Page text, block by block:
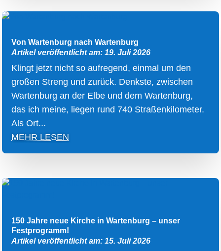
Von Wartenburg nach Wartenburg
Artikel veröffentlicht am: 19. Juli 2026
Klingt jetzt nicht so aufregend, einmal um den
großen Streng und zurück. Denkste, zwischen
Wartenburg an der Elbe und dem Wartenburg,
das ich meine, liegen rund 740 Straßenkilometer.
Als Ort...
MEHR LESEN
150 Jahre neue Kirche in Wartenburg – unser
Festprogramm!
Artikel veröffentlicht am: 15. Juli 2026